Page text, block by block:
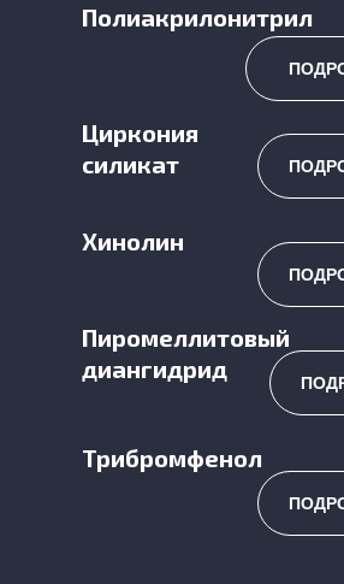
Пиромеллитовый
диангидрид
Полиакрилонитрил
Трибромфенол
Хинолин
Циркония
силикат